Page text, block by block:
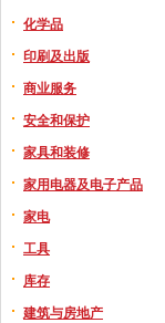
化学品
印刷及出版
商业服务
安全和保护
家具和装修
家用电器及电子产品
家电
工具
库存
建筑与房地产